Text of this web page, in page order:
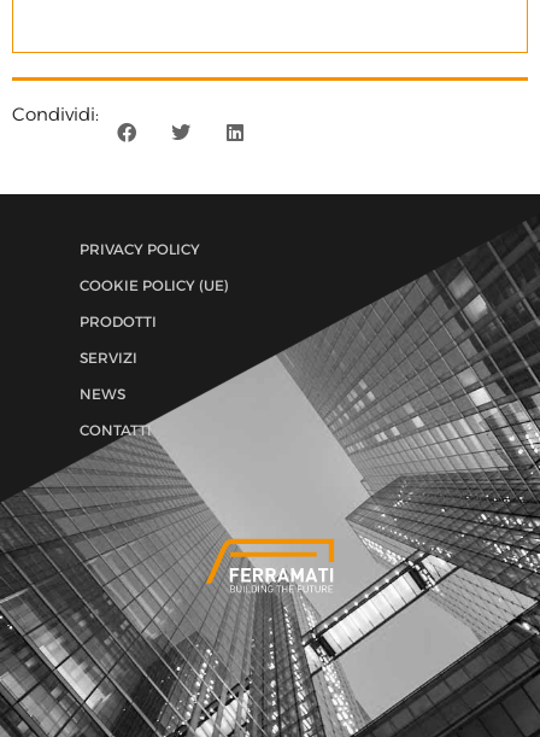
Condividi:
PRIVACY POLICY
COOKIE POLICY (UE)
PRODOTTI
SERVIZI
NEWS
CONTATTI